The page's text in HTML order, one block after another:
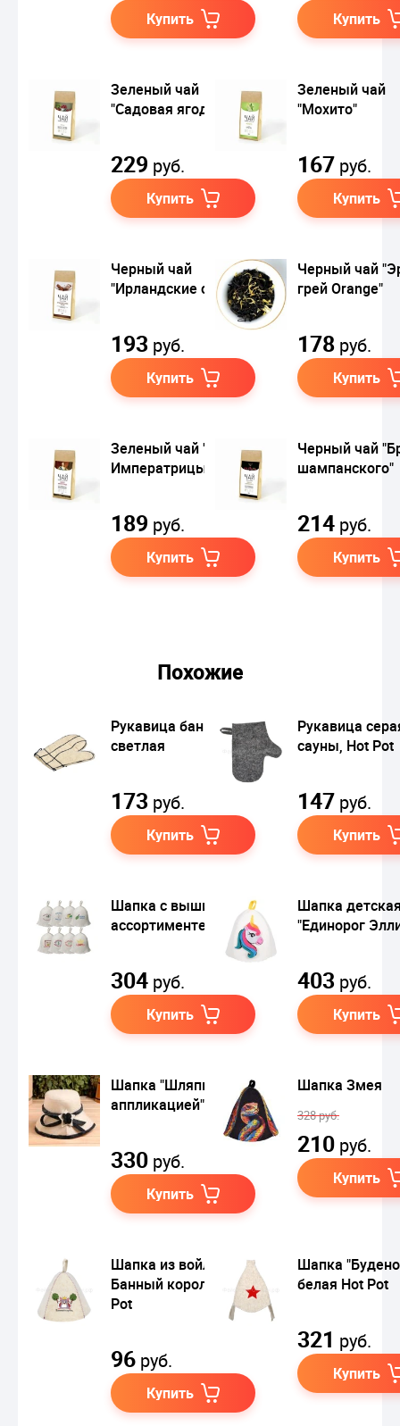
Купить Купить
Зеленый чай
"Садовая ягодка"
229 руб.
Купить
Зеленый чай
"Мохито"
167 руб.
Купить
Черный чай
"Ирландские сливки"
193 руб.
Купить
Черный чай
грей Orange"
178 руб.
Купить
Зеленый чай "Силуэт
Императрицы"
189 руб.
Купить
Черный чай
шампанского"
214 руб.
Купить
Похожие
Рукавица банная,
светлая
173 руб.
Купить
Рукавица
сауны, Hot Pot
147 руб.
Купить
Шапка с вышивкой в
ассортименте
304 руб.
Купить
Шапка
"Единорог
403 руб.
Купить
Шапка "Шляпка с
аппликацией"
330 руб.
Купить
Шапка Змея
328 руб.
210 руб.
Купить
Шапка из войлока
Банный король, Hot
Pot
96 руб.
Купить
Шапка
белая Hot Pot
321 руб.
Купить